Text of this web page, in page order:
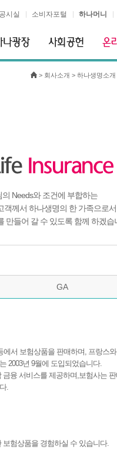
공시실 소비자포털 하나머니
> 회사소개 > 하나생명소개
Needs와 조건에 부합하는
객께서 하나생명의 한 가족으로서
만들어 갈 수 있도록 함께 하겠습
GA
에서 보험상품을 판매하며, 프랑스
2003년 9월에 도입되었습니다.
융 서비스를 제공하며,보험사는
.
험상품을 경험하실 수 있습니다.